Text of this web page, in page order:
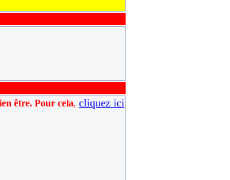
être. Pour cela, cliquez ici